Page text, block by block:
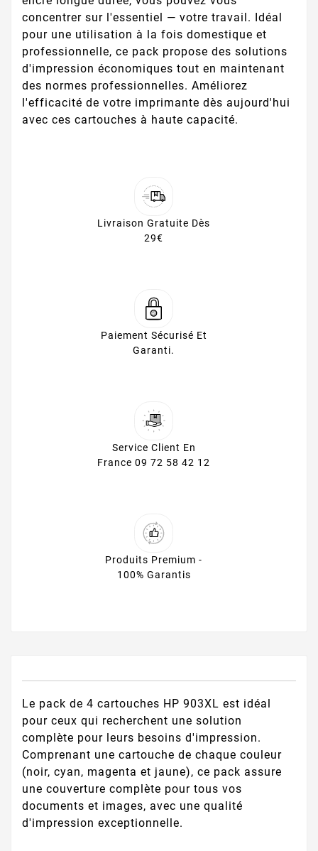
concentrer sur l'essentiel — votre travail. Idéal
pour une utilisation à la fois domestique et
professionnelle, ce pack propose des solutions
d'impression économiques tout en maintenant
des normes professionnelles. Améliorez
l'efficacité de votre imprimante dès aujourd'hui
avec ces cartouches à haute capacité.
Livraison Gratuite Dès
29€
Paiement Sécurisé Et
Garanti.
Service Client En
France 09 72 58 42 12
Produits Premium -
100% Garantis
Le pack de 4 cartouches HP 903XL est idéal
pour ceux qui recherchent une solution
complète pour leurs besoins d'impression.
Comprenant une cartouche de chaque couleur
(noir, cyan, magenta et jaune), ce pack assure
une couverture complète pour tous vos
documents et images, avec une qualité
d'impression exceptionnelle.